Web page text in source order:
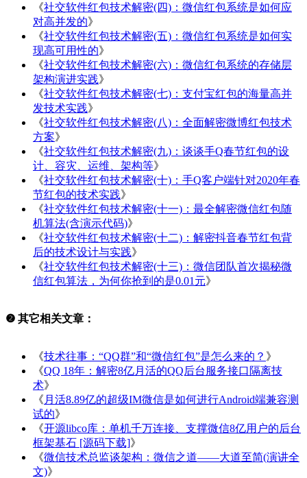
《社交软件红包技术解密(四)：微信红包系统是如何应
对高并发的》
《社交软件红包技术解密(五)：微信红包系统是如何实
现高可用性的》
《社交软件红包技术解密(六)：微信红包系统的存储层
架构演进实践》
《社交软件红包技术解密(七)：支付宝红包的海量高并
发技术实践》
《社交软件红包技术解密(八)：全面解密微博红包技术
方案》
《社交软件红包技术解密(九)：谈谈手Q春节红包的设
计、容灾、运维、架构等》
《社交软件红包技术解密(十)：手Q客户端针对2020年春
节红包的技术实践》
《社交软件红包技术解密(十一)：最全解密微信红包随
机算法(含演示代码)》
《社交软件红包技术解密(十二)：解密抖音春节红包背
后的技术设计与实践》
《社交软件红包技术解密(十三)：微信团队首次揭秘微
信红包算法，为何你抢到的是0.01元》
❷ 其它相关文章：
《技术往事：“QQ群”和“微信红包”是怎么来的？ 》
《QQ 18年：解密8亿月活的QQ后台服务接口隔离技
术》
《 月活8.89亿的超级IM微信是如何进行Android端兼容测
试的》
《开源libco库：单机千万连接、支撑微信8亿用户的后台
框架基石 [源码下载]》
《微信技术总监谈架构：微信之道——大道至简(演讲全
文)》